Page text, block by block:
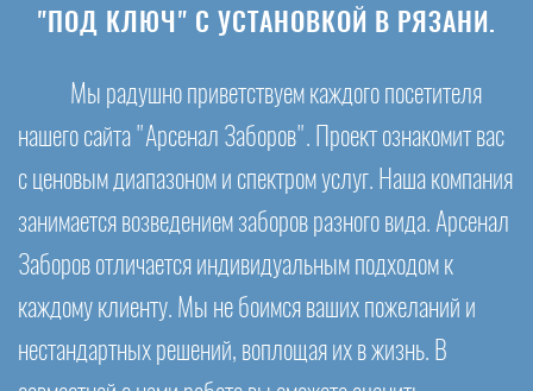
"ПОД КЛЮЧ" С УСТАНОВКОЙ В РЯЗАНИ.
Мы радушно приветствуем каждого посетителя
нашего сайта "Арсенал Заборов". Проект ознакомит вас
с ценовым диапазоном и спектром услуг. Наша компания
занимается возведением заборов разного вида. Арсенал
Заборов отличается индивидуальным подходом к
каждому клиенту. Мы не боимся ваших пожеланий и
нестандартных решений, воплощая их в жизнь. В